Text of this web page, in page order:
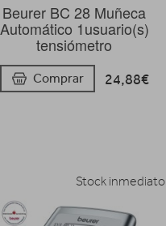
Beurer BC 28 Muñeca
Automático 1usuario(s)
tensiómetro
Comprar 24,88€
Stock inmediato